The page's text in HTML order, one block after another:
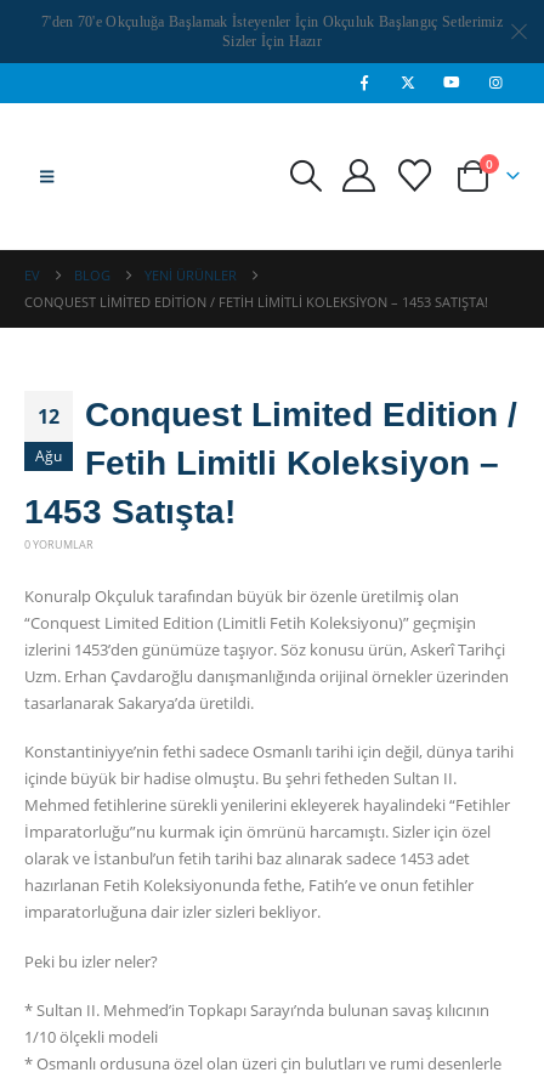
7'den 70'e Okçuluğa Başlamak İsteyenler İçin Okçuluk Başlangıç Setlerimiz
Sizler İçin Hazır
0
EV BLOG
YENI ÜRÜNLER
CONQUEST LIMITED EDITION / FETIH LIMITLI KOLEKSIYON – 1453 SATIŞTA!
12
Ağu
Conquest Limited Edition /
Fetih Limitli Koleksiyon –
1453 Satışta!
0 YORUMLAR
Konuralp Okçuluk tarafından büyük bir özenle üretilmiş olan
“Conquest Limited Edition (Limitli Fetih Koleksiyonu)” geçmişin
izlerini 1453’den günümüze taşıyor. Söz konusu ürün, Askerî Tarihçi
Uzm. Erhan Çavdaroğlu danışmanlığında orijinal örnekler üzerinden
tasarlanarak Sakarya’da üretildi.
Konstantiniyye’nin fethi sadece Osmanlı tarihi için değil, dünya tarihi
içinde büyük bir hadise olmuştu. Bu şehri fetheden Sultan II.
Mehmed fetihlerine sürekli yenilerini ekleyerek hayalindeki “Fetihler
İmparatorluğu”nu kurmak için ömrünü harcamıştı. Sizler için özel
olarak ve İstanbul’un fetih tarihi baz alınarak sadece 1453 adet
hazırlanan Fetih Koleksiyonunda fethe, Fatih’e ve onun fetihler
imparatorluğuna dair izler sizleri bekliyor.
Peki bu izler neler?
* Sultan II. Mehmed’in Topkapı Sarayı’nda bulunan savaş kılıcının
1/10 ölçekli modeli
* Osmanlı ordusuna özel olan üzeri çin bulutları ve rumi desenlerle